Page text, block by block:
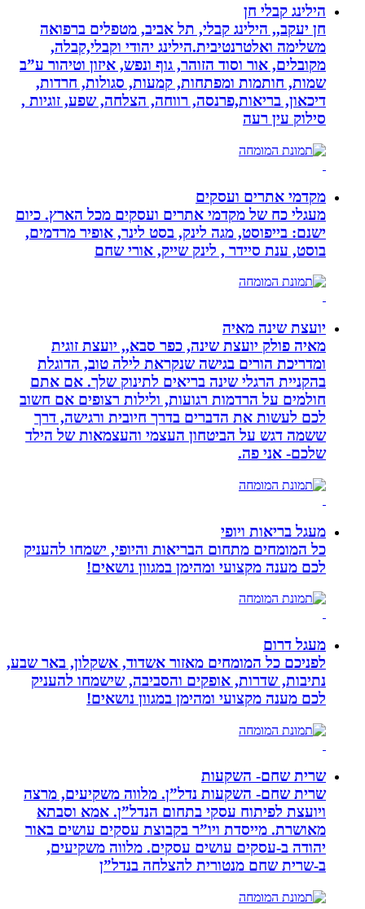
הילינג קבלי חן
חן יעקב,, הילינג קבלי, תל אביב, מטפלים ברפואה
משלימה ואלטרנטיבית.הילינג יהודי וקבלי,קבלה,
מקובלים, אור וסוד הזוהר, גוף ונפש, איזון וטיהור ע”ב
שמות, חותמות ומפתחות, קמעות, סגולות, חרדות,
דיכאון, בריאות,פרנסה, רווחה, הצלחה, שפע, זוגיות ,
סילוק עין רעה
מקדמי אתרים ועסקים
מעגלי כח של מקדמי אתרים ועסקים מכל הארץ. כיום
ישנם: בייפוסט, מגה לינק, בסט לינר, אופיר מרדמים,
בוסט, ענת סיידר , לינק שייק, אורי שחם
יועצת שינה מאיה
מאיה פולק יועצת שינה, כפר סבא,, יועצת זוגית
ומדריכת הורים בגישה שנקראת לילה טוב, הדוגלת
בהקניית הרגלי שינה בריאים לתינוק שלך. אם אתם
חולמים על הרדמות רגועות, ולילות רצופים אם חשוב
לכם לעשות את הדברים בדרך חיובית ורגישה, דרך
ששמה דגש על הביטחון העצמי והעצמאות של הילד
שלכם- אני פה.
מעגל בריאות ויופי
כל המומחים מתחום הבריאות והיופי, ישמחו להעניק
לכם מענה מקצועי ומהימן במגוון נושאים!
מעגל דרום
לפניכם כל המומחים מאזור אשדוד, אשקלון, באר שבע,
נתיבות, שדרות, אופקים והסביבה, שישמחו להעניק
לכם מענה מקצועי ומהימן במגוון נושאים!
שרית שחם- השקעות
שרית שחם- השקעות נדל”ן. מלווה משקיעים, מרצה
ויועצת לפיתוח עסקי בתחום הנדל”ן. אמא וסבתא
מאושרת. ‏מייסדת ויו”ר בקבוצת עסקים עושים באור
יהודה‏ ב-‏עסקים עושים עסקים‏. ‏מלווה משקיעים,
ב-‏שרית שחם מנטורית להצלחה בנדל”ן‏